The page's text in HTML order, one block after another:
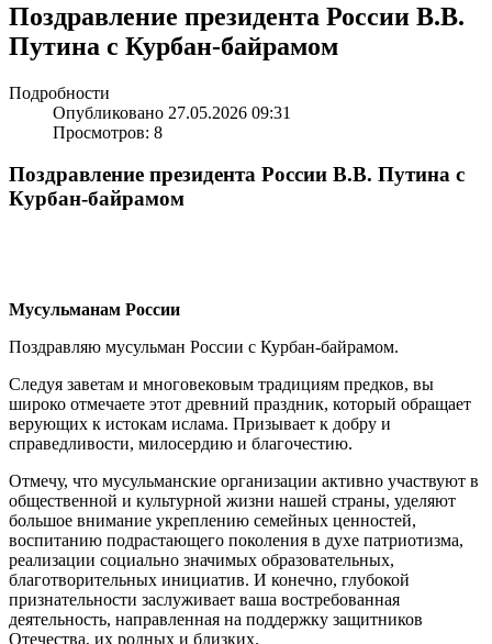
Поздравление президента России В.В.
Путина с Курбан-байрамом
Подробности
Опубликовано 27.05.2026 09:31
Просмотров: 8
Поздравление президента России В.В. Путина с
Курбан-байрамом
Мусульманам России
Поздравляю мусульман России с Курбан-байрамом.
Следуя заветам и многовековым традициям предков, вы
широко отмечаете этот древний праздник, который обращает
верующих к истокам ислама. Призывает к добру и
справедливости, милосердию и благочестию.
Отмечу, что мусульманские организации активно участвуют в
общественной и культурной жизни нашей страны, уделяют
большое внимание укреплению семейных ценностей,
воспитанию подрастающего поколения в духе патриотизма,
реализации социально значимых образовательных,
благотворительных инициатив. И конечно, глубокой
признательности заслуживает ваша востребованная
деятельность, направленная на поддержку защитников
Отечества, их родных и близких.